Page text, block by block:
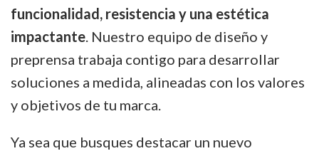
funcionalidad, resistencia y una estética
impactante. Nuestro equipo de diseño y
preprensa trabaja contigo para desarrollar
soluciones a medida, alineadas con los valores
y objetivos de tu marca.
Ya sea que busques destacar un nuevo